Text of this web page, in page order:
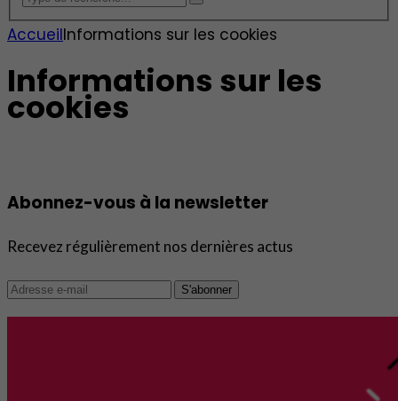
AccueilInformations sur les cookies
Informations sur les
cookies
Abonnez-vous à la newsletter
Recevez régulièrement nos dernières actus
S'abonner